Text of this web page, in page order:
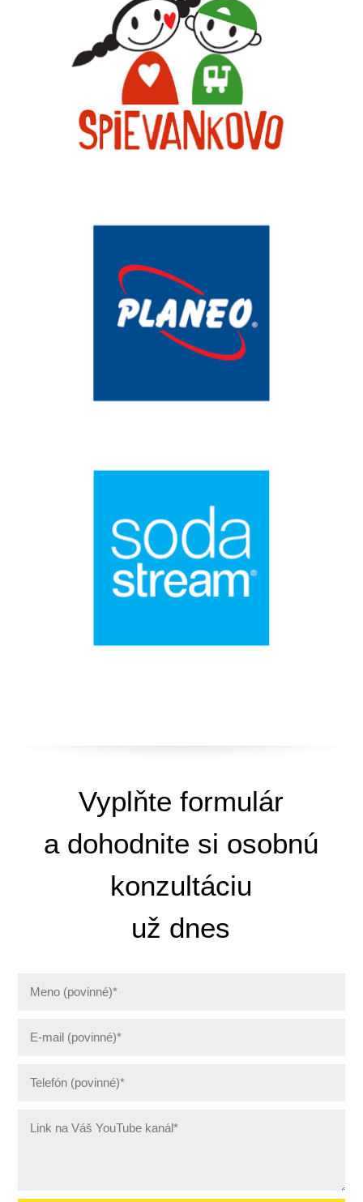
Vyplňte formulár
a dohodnite si osobnú
konzultáciu
už dnes